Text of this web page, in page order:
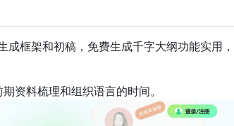
成框架和初稿，免费生成千字大纲功能实用
资料梳理和组织语言的时间。